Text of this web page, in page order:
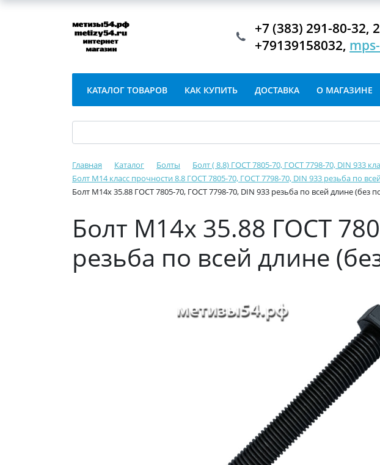
+7 (383) 291-80-32,
+79139158032,
КАТАЛОГ ТОВАРОВ КАК КУПИТЬ ДОСТАВКА О МАГАЗИНЕ
Главная Каталог Болты
Болт ( 8.8) ГОСТ 7805-70, ГОСТ 7798-70, DIN 933
Болт М14 класс прочности 8.8 ГОСТ 7805-70, ГОСТ 7798-70, DIN 933 резьба по
Болт М14х 35.88 ГОСТ 7805-70, ГОСТ 7798-70, DIN 933 резьба по всей длине (без
Болт М14х 35.88 ГОСТ
резьба по всей длине